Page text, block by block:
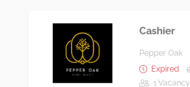
Cashier
Pepper Oak
Expired
1 Vacancy